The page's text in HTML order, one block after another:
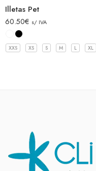
Illetas Pet
60.50€ s/ IVA
XXS XS S M L XL